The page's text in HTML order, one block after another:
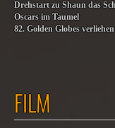
Drehstart zu Shaun das
Oscars im Taumel
82. Golden Globes verliehen
FILM